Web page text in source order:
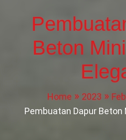
Beton
Home 2023
Pembuatan Dapur Beton